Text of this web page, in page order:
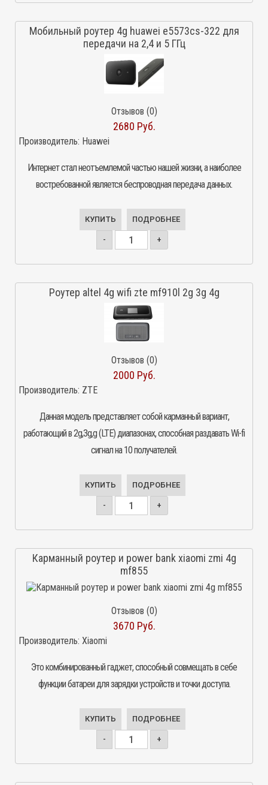
Мобильный роутер 4g huawei e5573cs-322 для
передачи на 2,4 и 5 ГГц
Отзывов (0)
2680 Руб.
Производитель: Huawei
Интернет стал неотъемлемой частью нашей жизни, а наиболее
востребованной является беспроводная передача данных.
КУПИТЬ ПОДРОБНЕЕ
- +
Роутер altel 4g wifi zte mf910l 2g 3g 4g
Отзывов (0)
2000 Руб.
Производитель: ZTE
Данная модель представляет собой карманный вариант,
работающий в 2g,3g,g (LTE) диапазонах, способная раздавать Wi-fi
сигнал на 10 получателей.
КУПИТЬ ПОДРОБНЕЕ
- +
Карманный роутер и power bank xiaomi zmi 4g
mf855
Отзывов (0)
3670 Руб.
Производитель: Xiaomi
Это комбинированный гаджет, способный совмещать в себе
функции батареи для зарядки устройств и точки доступа.
КУПИТЬ ПОДРОБНЕЕ
- +